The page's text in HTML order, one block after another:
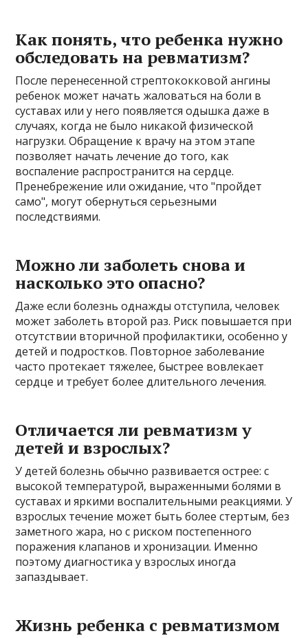
Как понять, что ребенка нужно
обследовать на ревматизм?
После перенесенной стрептококковой ангины
ребенок может начать жаловаться на боли в
суставах или у него появляется одышка даже в
случаях, когда не было никакой физической
нагрузки. Обращение к врачу на этом этапе
позволяет начать лечение до того, как
воспаление распространится на сердце.
Пренебрежение или ожидание, что "пройдет
само", могут обернуться серьезными
последствиями.
Можно ли заболеть снова и
насколько это опасно?
Даже если болезнь однажды отступила, человек
может заболеть второй раз. Риск повышается при
отсутствии вторичной профилактики, особенно у
детей и подростков. Повторное заболевание
часто протекает тяжелее, быстрее вовлекает
сердце и требует более длительного лечения.
Отличается ли ревматизм у
детей и взрослых?
У детей болезнь обычно развивается острее: с
высокой температурой, выраженными болями в
суставах и яркими воспалительными реакциями. У
взрослых течение может быть более стертым, без
заметного жара, но с риском постепенного
поражения клапанов и хронизации. Именно
поэтому диагностика у взрослых иногда
запаздывает.
Жизнь ребенка с ревматизмом